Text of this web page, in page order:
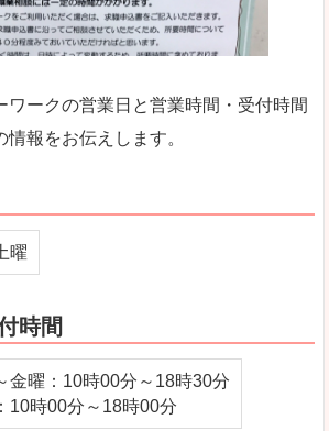
ワークの営業日と営業時間・受付時間
報をお伝えします。
曜
時間
金曜：10時00分～18時30分
10時00分～18時00分